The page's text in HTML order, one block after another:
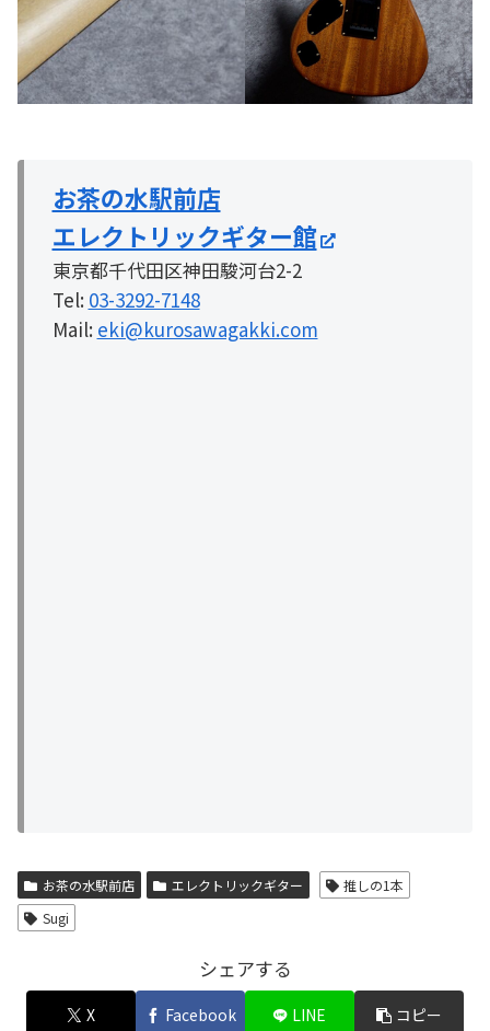
お茶の水駅前店
エレクトリックギター館
東京都千代田区神田駿河台2-2
Tel: 03-3292-7148
Mail: eki@kurosawagakki.com
お茶の水駅前店 エレクトリックギター
推しの1本
Sugi
シェアする
X Facebook LINE コピー